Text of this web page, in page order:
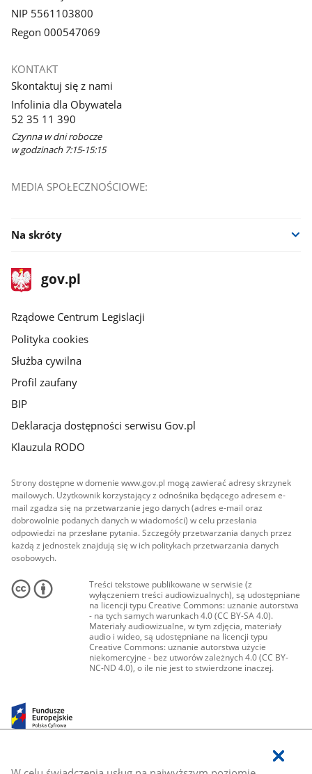
NIP 5561103800
Regon 000547069
KONTAKT
Skontaktuj się z nami
Infolinia dla Obywatela
52 35 11 390
Czynna w dni robocze
w godzinach 7:15-15:15
MEDIA SPOŁECZNOŚCIOWE:
Na skróty
stopka
gov.plStrona
gov.pl
Rządowe Centrum Legislacji
Polityka cookies
Służba cywilna
Profil zaufany
BIP
Deklaracja dostępności serwisu Gov.pl
Klauzula RODO
Strony dostępne w domenie www.gov.pl mogą zawierać adresy skrzynek
mailowych. Użytkownik korzystający z odnośnika będącego adresem e-
mail zgadza się na przetwarzanie jego danych (adres e-mail oraz
dobrowolnie podanych danych w wiadomości) w celu przesłania
odpowiedzi na przesłane pytania. Szczegóły przetwarzania danych przez
każdą z jednostek znajdują się w ich politykach przetwarzania danych
osobowych.
Treści tekstowe publikowane w serwisie (z
wyłączeniem treści audiowizualnych), są udostępniane
na licencji typu Creative Commons: uznanie autorstwa
- na tych samych warunkach 4.0 (CC BY-SA 4.0).
Materiały audiowizualne, w tym zdjęcia, materiały
audio i wideo, są udostępniane na licencji typu
Creative Commons: uznanie autorstwa użycie
niekomercyjne - bez utworów zależnych 4.0 (CC BY-
NC-ND 4.0), o ile nie jest to stwierdzone inaczej.